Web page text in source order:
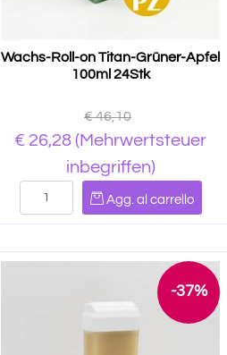
Wachs-Roll-on Titan-Grüner-Apfel
100ml 24Stk
€ 46,10
€ 26,28 (Mehrwertsteuer
inbegriffen)
Quantità
Agg. al carrello
-37%